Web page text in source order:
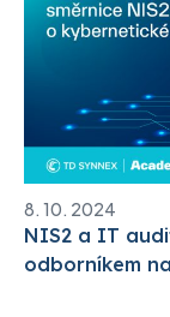
8. 10. 2024
NIS2 a IT
odborníkem